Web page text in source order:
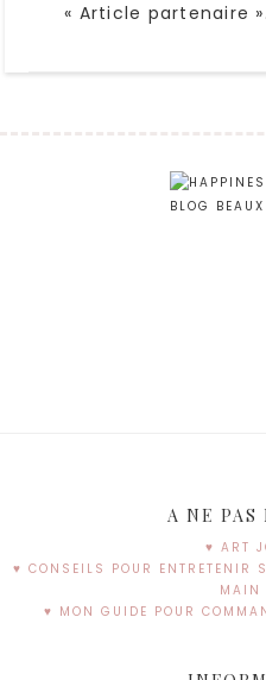
« Article partenaire ».
A NE PAS
♥ ART
♥ CONSEILS POUR ENTRETENIR
MAIN
♥ MON GUIDE POUR